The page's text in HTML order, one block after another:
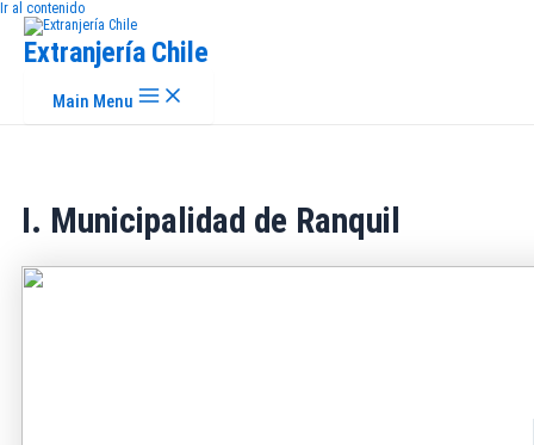
Ir al contenido
Extranjería Chile
Main Menu
I. Municipalidad de Ranquil